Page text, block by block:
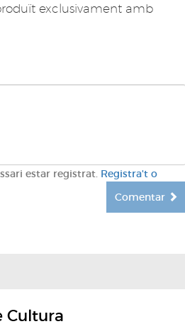
exclusivament amb
estar registrat. Registra't o
Comentar
Cultura